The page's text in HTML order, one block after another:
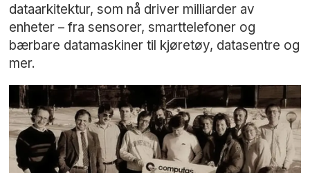
dataarkitektur, som nå driver milliarder av
enheter – fra sensorer, smarttelefoner og
bærbare datamaskiner til kjøretøy, datasentre og
mer.